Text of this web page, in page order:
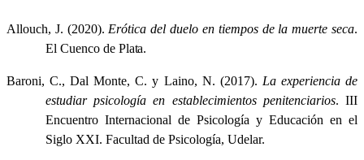
Allouch, J. (2020). Erótica del duelo en tiempos de la muerte seca.
El Cuenco de Plata.
Baroni, C., Dal Monte, C. y Laino, N. (2017). La experiencia de
estudiar psicología en establecimientos penitenciarios. III
Encuentro Internacional de Psicología y Educación en el
Siglo XXI. Facultad de Psicología, Udelar.